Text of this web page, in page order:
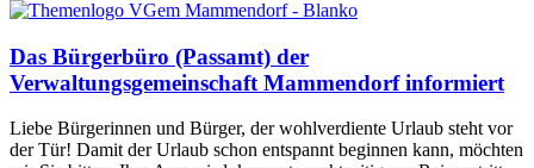
Das Bürgerbüro (Passamt) der
Verwaltungsgemeinschaft Mammendorf informiert
Liebe Bürgerinnen und Bürger, der wohlverdiente Urlaub steht vor
der Tür! Damit der Urlaub schon entspannt beginnen kann, möchten